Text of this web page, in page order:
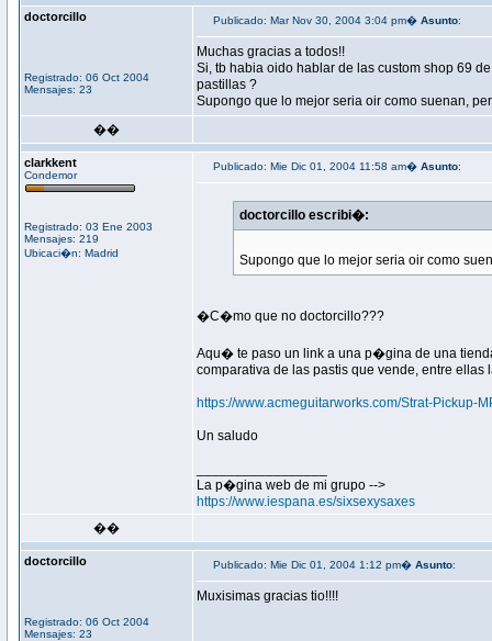
doctorcillo
Registrado: 06 Oct 2004
Mensajes: 23
Publicado: Mar Nov 30, 2004 3:04 pm� Asunto:
Muchas gracias a todos!!
Si, tb habia oido hablar de las custom shop 69
pastillas ?
Supongo que lo mejor seria oir como suenan,
��
clarkkent
Condemor
Registrado: 03 Ene 2003
Mensajes: 219
Ubicaci�n: Madrid
Publicado: Mie Dic 01, 2004 11:58 am� Asunto:
doctorcillo escribi�:
Supongo que lo mejor seria oir como
�C�mo que no doctorcillo???
Aqu� te paso un link a una p�gina de una
comparativa de las pastis que vende, entre ellas
https://www.acmeguitarworks.com/Strat-Pickup-
Un saludo
La p�gina web de mi grupo -->
https://www.iespana.es/sixsexysaxes
��
doctorcillo
Registrado: 06 Oct 2004
Mensajes: 23
Publicado: Mie Dic 01, 2004 1:12 pm� Asunto:
Muxisimas gracias tio!!!!